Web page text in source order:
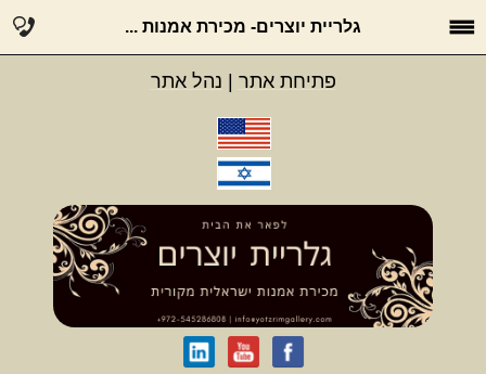
גלריית יוצרים- מכירת אמנות ...
פתיחת אתר נהל אתר